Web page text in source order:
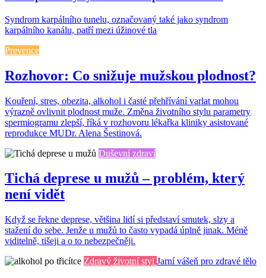
Syndrom karpálního tunelu, označovaný také jako syndrom
karpálního kanálu, patří mezi úžinové tla
Prevence
Rozhovor: Co snižuje mužskou plodnost?
Kouření, stres, obezita, alkohol i časté přehřívání varlat mohou
výrazně ovlivnit plodnost muže. Změna životního stylu parametry
spermiogramu zlepší, říká v rozhovoru lékařka kliniky asistované
reprodukce MUDr. Alena Šestinová.
Duševní zdraví
Tichá deprese u mužů – problém, který
není vidět
Když se řekne deprese, většina lidí si představí smutek, slzy a
stažení do sebe. Jenže u mužů to často vypadá úplně jinak. Méně
viditelně, tišeji a o to nebezpečněji.
Zdravý životní styl Jarní vášeň pro zdravé tělo